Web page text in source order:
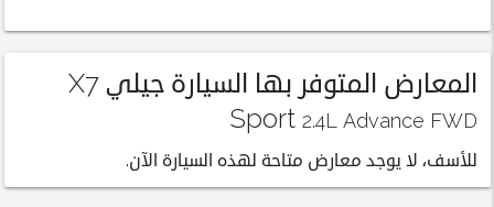
المعارض المتوفر بها السيارة جيلي X7
Sport 2.4L Advance FWD
للأسف، لا يوجد معارض متاحة لهذه السيارة الآن.